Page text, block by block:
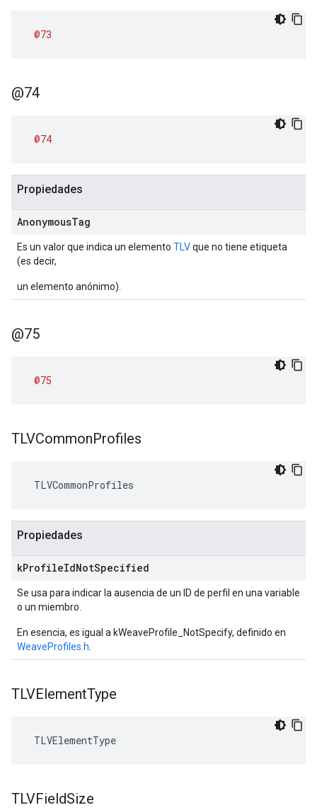
@73
@74
@74
Propiedades
AnonymousTag
Es un valor que indica un elemento TLVque no tiene etiqueta
(es decir,
un elemento anónimo).
@75
@75
TLVCommonProfiles
TLVCommonProfiles
Propiedades
kProfileIdNotSpecified
Se usa para indicar la ausencia de un ID de perfil en una variable
o un miembro.
En esencia, es igual a kWeaveProfile_NotSpecify, definido en
WeaveProfiles.h
TLVElementType
TLVElementType
TLVFieldSize